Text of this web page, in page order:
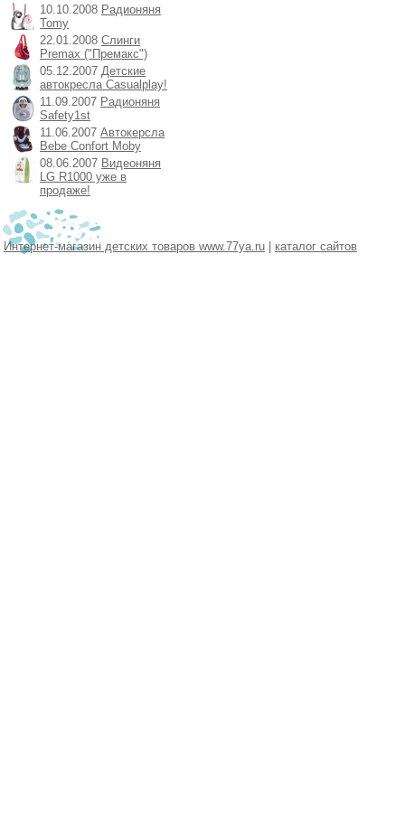
10.10.2008 Радионяня
Tomy
22.01.2008 Слинги
Premax ("Премакс")
05.12.2007 Детские
автокресла Casualplay!
11.09.2007 Радионяня
Safety1st
11.06.2007 Автокерсла
Bebe Confort Moby
08.06.2007 Видеоняня
LG R1000 уже в
продаже!
Интернет-магазин детских товаров www.77ya.ru каталог сайтов